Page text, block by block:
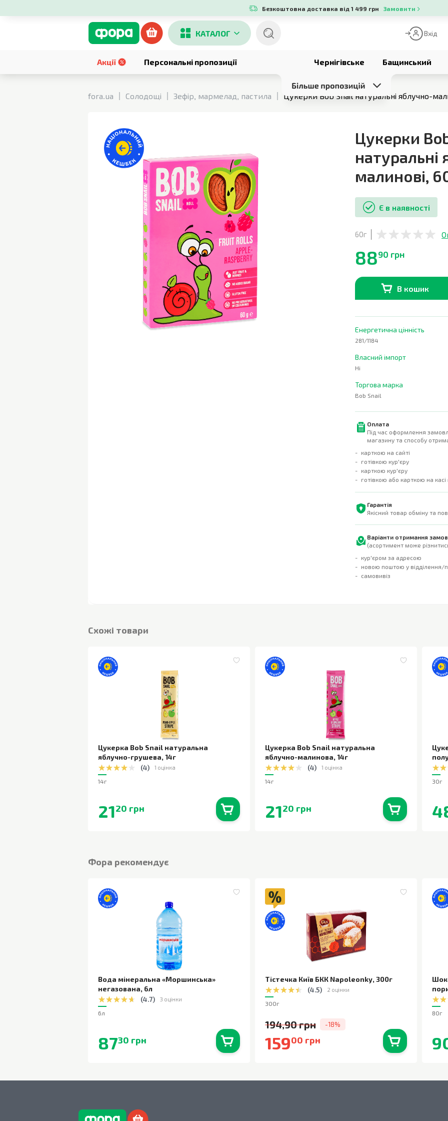
Безкоштовна доставка від 1 499 грн Замовити
КАТАЛОГ Вхід
Акції Персональні пропозиції Чернігівське Бащинський
fora.ua
Солодощі Зефір, мармелад, пастила Цукерки Bob Snail натуральні яблучно-
Цукерки
натуральні
малинові,
Є в наявності
60г
8890 грн
В кошик
Енергетична цінність
281/1184
Власний імпорт
Ні
Торгова марка
Bob Snail
Оплата
Під час оформлення
магазину та способу
карткою на сайті
готівкою кур'єру
карткою кур'єру
готівкою або карткою на
Гарантія
Якісний товар обміну та
Варіанти отримання
(асортимент може
кур'єром за адресою
новою поштою у відділення/
самовивіз
Cхожі товари
Цукерка Bob Snail натуральна
яблучно-грушева, 14г
(4) 1 оцінка
14г
2120 грн
Цукерка Bob Snail натуральна
яблучно-малинова, 14г
(4) 1 оцінка
14г
2120 грн
30г
Фора рекомендує
Вода мінеральна «Моршинська»
негазована, 6л
(4.7) 3 оцінки
6л
8730 грн
Тістечка Київ БКК Napoleonky, 300г
(4.5) 2 оцінки
300г
194,90 грн -18%
15900 грн
80г